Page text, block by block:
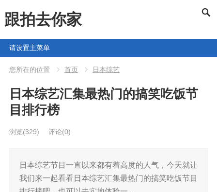
跟拍去你家
请设置主菜单
您所在的位置 首页 日本综艺
日本综艺汇集最热门的搞笑吃饭节
目排行榜
浏览(329) 评论(0)
日本综艺节目一直以来都有着高度的人气，今天就让
我们来一起看看日本综艺汇集最热门的搞笑吃饭节目